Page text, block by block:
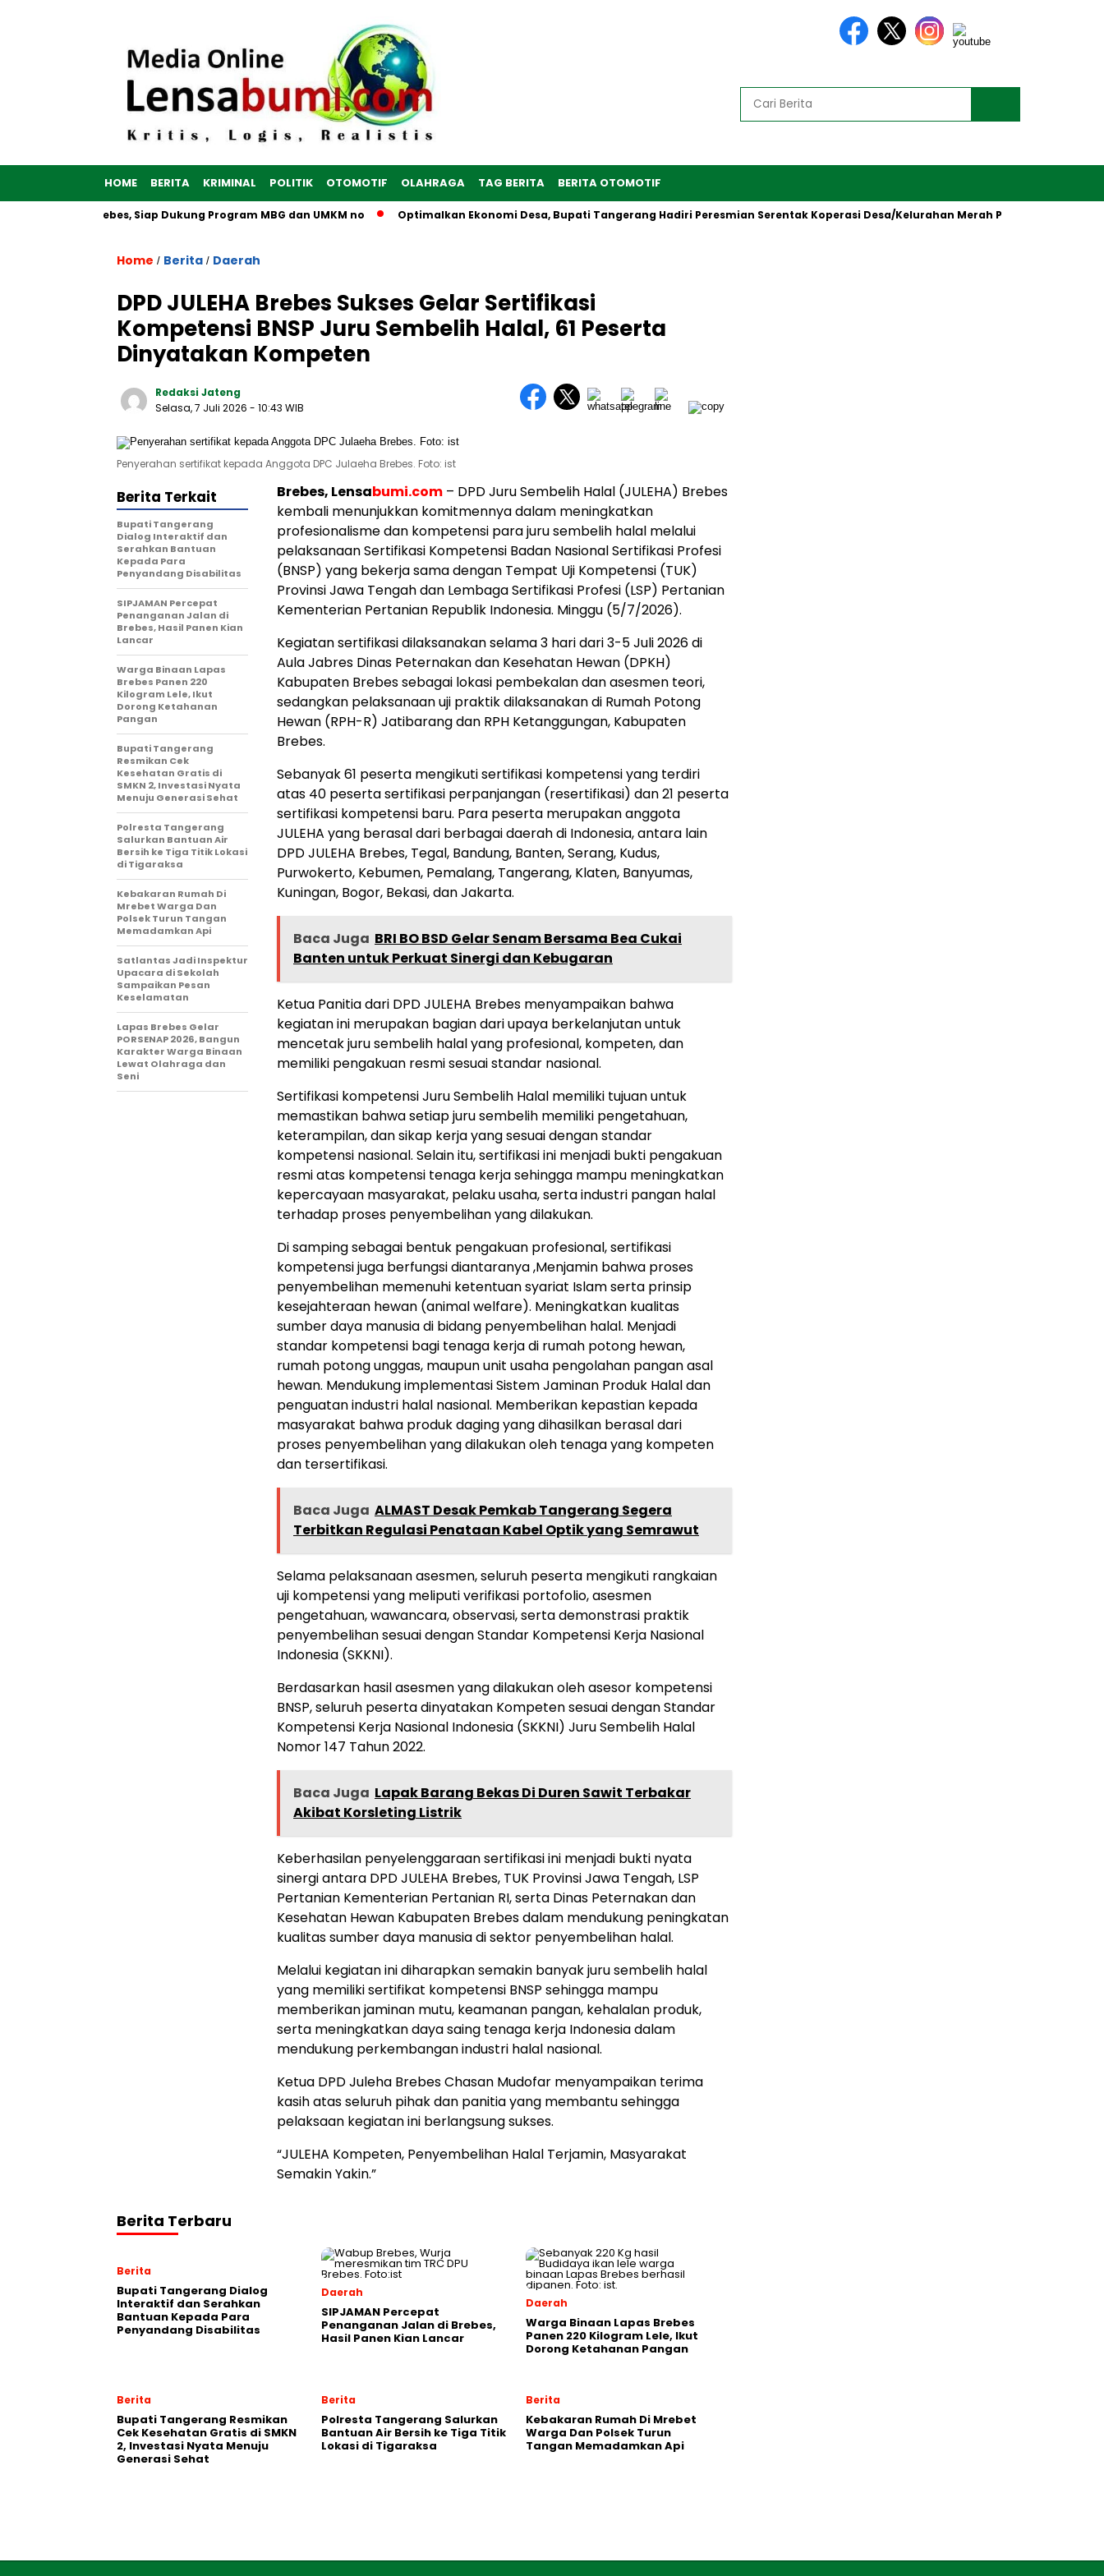
HOME BERITA KRIMINAL POLITIK OTOMOTIF OLAHRAGA TAG BERITA BERITA OTOMOTIF
di Brebes, Siap Dukung Program MBG dan UMKM no Optimalkan Ekonomi Desa, Bupati Tangerang Hadiri Peresmian Serentak Koperasi Desa/Kelurahan Merah Putih oleh Presiden RI
Home / Berita / Daerah
DPD JULEHA Brebes Sukses Gelar Sertifikasi
Kompetensi BNSP Juru Sembelih Halal, 61 Peserta
Dinyatakan Kompeten
Redaksi Jateng
Selasa, 7 Juli 2026 - 10:43 WIB
Penyerahan sertifikat kepada Anggota DPC Julaeha Brebes. Foto: ist
Brebes, Lensabumi.com – DPD Juru Sembelih Halal (JULEHA) Brebes
kembali menunjukkan komitmennya dalam meningkatkan
profesionalisme dan kompetensi para juru sembelih halal melalui
pelaksanaan Sertifikasi Kompetensi Badan Nasional Sertifikasi Profesi
(BNSP) yang bekerja sama dengan Tempat Uji Kompetensi (TUK)
Provinsi Jawa Tengah dan Lembaga Sertifikasi Profesi (LSP) Pertanian
Kementerian Pertanian Republik Indonesia. Minggu (5/7/2026).
Kegiatan sertifikasi dilaksanakan selama 3 hari dari 3-5 Juli 2026 di
Aula Jabres Dinas Peternakan dan Kesehatan Hewan (DPKH)
Kabupaten Brebes sebagai lokasi pembekalan dan asesmen teori,
sedangkan pelaksanaan uji praktik dilaksanakan di Rumah Potong
Hewan (RPH-R) Jatibarang dan RPH Ketanggungan, Kabupaten
Brebes.
Sebanyak 61 peserta mengikuti sertifikasi kompetensi yang terdiri
atas 40 peserta sertifikasi perpanjangan (resertifikasi) dan 21 peserta
sertifikasi kompetensi baru. Para peserta merupakan anggota
JULEHA yang berasal dari berbagai daerah di Indonesia, antara lain
DPD JULEHA Brebes, Tegal, Bandung, Banten, Serang, Kudus,
Purwokerto, Kebumen, Pemalang, Tangerang, Klaten, Banyumas,
Kuningan, Bogor, Bekasi, dan Jakarta.
Baca Juga BRI BO BSD Gelar Senam Bersama Bea Cukai
Banten untuk Perkuat Sinergi dan Kebugaran
Ketua Panitia dari DPD JULEHA Brebes menyampaikan bahwa
kegiatan ini merupakan bagian dari upaya berkelanjutan untuk
mencetak juru sembelih halal yang profesional, kompeten, dan
memiliki pengakuan resmi sesuai standar nasional.
Sertifikasi kompetensi Juru Sembelih Halal memiliki tujuan untuk
memastikan bahwa setiap juru sembelih memiliki pengetahuan,
keterampilan, dan sikap kerja yang sesuai dengan standar
kompetensi nasional. Selain itu, sertifikasi ini menjadi bukti pengakuan
resmi atas kompetensi tenaga kerja sehingga mampu meningkatkan
kepercayaan masyarakat, pelaku usaha, serta industri pangan halal
terhadap proses penyembelihan yang dilakukan.
Di samping sebagai bentuk pengakuan profesional, sertifikasi
kompetensi juga berfungsi diantaranya ,Menjamin bahwa proses
penyembelihan memenuhi ketentuan syariat Islam serta prinsip
kesejahteraan hewan (animal welfare). Meningkatkan kualitas
sumber daya manusia di bidang penyembelihan halal. Menjadi
standar kompetensi bagi tenaga kerja di rumah potong hewan,
rumah potong unggas, maupun unit usaha pengolahan pangan asal
hewan. Mendukung implementasi Sistem Jaminan Produk Halal dan
penguatan industri halal nasional. Memberikan kepastian kepada
masyarakat bahwa produk daging yang dihasilkan berasal dari
proses penyembelihan yang dilakukan oleh tenaga yang kompeten
dan tersertifikasi.
Baca Juga ALMAST Desak Pemkab Tangerang Segera
Terbitkan Regulasi Penataan Kabel Optik yang Semrawut
Selama pelaksanaan asesmen, seluruh peserta mengikuti rangkaian
uji kompetensi yang meliputi verifikasi portofolio, asesmen
pengetahuan, wawancara, observasi, serta demonstrasi praktik
penyembelihan sesuai dengan Standar Kompetensi Kerja Nasional
Indonesia (SKKNI).
Berdasarkan hasil asesmen yang dilakukan oleh asesor kompetensi
BNSP, seluruh peserta dinyatakan Kompeten sesuai dengan Standar
Kompetensi Kerja Nasional Indonesia (SKKNI) Juru Sembelih Halal
Nomor 147 Tahun 2022.
Baca Juga Lapak Barang Bekas Di Duren Sawit Terbakar
Akibat Korsleting Listrik
Keberhasilan penyelenggaraan sertifikasi ini menjadi bukti nyata
sinergi antara DPD JULEHA Brebes, TUK Provinsi Jawa Tengah, LSP
Pertanian Kementerian Pertanian RI, serta Dinas Peternakan dan
Kesehatan Hewan Kabupaten Brebes dalam mendukung peningkatan
kualitas sumber daya manusia di sektor penyembelihan halal.
Melalui kegiatan ini diharapkan semakin banyak juru sembelih halal
yang memiliki sertifikat kompetensi BNSP sehingga mampu
memberikan jaminan mutu, keamanan pangan, kehalalan produk,
serta meningkatkan daya saing tenaga kerja Indonesia dalam
mendukung perkembangan industri halal nasional.
Ketua DPD Juleha Brebes Chasan Mudofar menyampaikan terima
kasih atas seluruh pihak dan panitia yang membantu sehingga
pelaksaan kegiatan ini berlangsung sukses.
“JULEHA Kompeten, Penyembelihan Halal Terjamin, Masyarakat
Semakin Yakin.”
Berita Terkait
Bupati Tangerang
Dialog Interaktif dan
Serahkan Bantuan
Kepada Para
Penyandang Disabilitas
SIPJAMAN Percepat
Penanganan Jalan di
Brebes, Hasil Panen Kian
Lancar
Warga Binaan Lapas
Brebes Panen 220
Kilogram Lele, Ikut
Dorong Ketahanan
Pangan
‎Bupati Tangerang
Resmikan Cek
Kesehatan Gratis di
SMKN 2, Investasi Nyata
Menuju Generasi Sehat
Polresta Tangerang
Salurkan Bantuan Air
Bersih ke Tiga Titik Lokasi
di Tigaraksa
Kebakaran Rumah Di
Mrebet Warga Dan
Polsek Turun Tangan
Memadamkan Api
Satlantas Jadi Inspektur
Upacara di Sekolah
Sampaikan Pesan
Keselamatan
Lapas Brebes Gelar
PORSENAP 2026, Bangun
Karakter Warga Binaan
Lewat Olahraga dan
Seni
Berita Terbaru
Berita
Bupati Tangerang Dialog
Interaktif dan Serahkan
Bantuan Kepada Para
Penyandang Disabilitas
Daerah
SIPJAMAN Percepat
Penanganan Jalan di Brebes,
Hasil Panen Kian Lancar
Daerah
Warga Binaan Lapas Brebes
Panen 220 Kilogram Lele, Ikut
Dorong Ketahanan Pangan
Berita
‎Bupati Tangerang Resmikan
Cek Kesehatan Gratis di SMKN
2, Investasi Nyata Menuju
Generasi Sehat
Berita
Polresta Tangerang Salurkan
Bantuan Air Bersih ke Tiga Titik
Lokasi di Tigaraksa
Berita
Kebakaran Rumah Di Mrebet
Warga Dan Polsek Turun
Tangan Memadamkan Api